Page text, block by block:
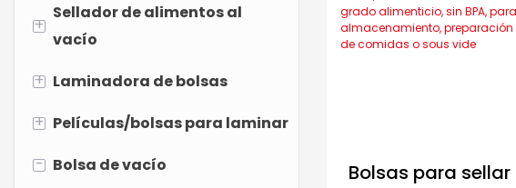
+
Sellador de alimentos al
vacío
La mejor selladora al vacío
Aspiradora de mano
+ Laminadora de bolsas
Laminadora de 2 rollos
Laminadora de 4 rollos
+ Películas/bolsas para laminar
Película/bolsa brillante
- Bolsa de vacío
Bolsas para sellar